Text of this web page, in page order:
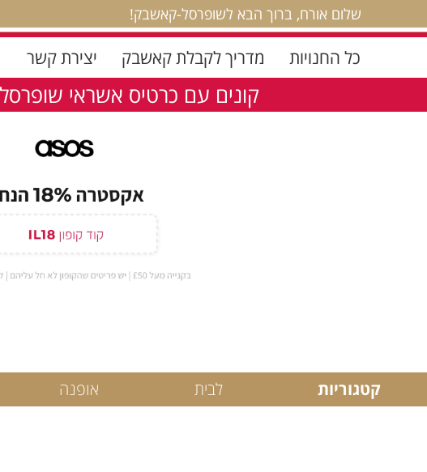
שלום אורח, ברוך הבא לשופרסל-קאשבק!
כל החנויות מדריך לקבלת קאשבק יצירת קשר
קונים עם כרטיס אשראי
קטגוריות לבית אופנה